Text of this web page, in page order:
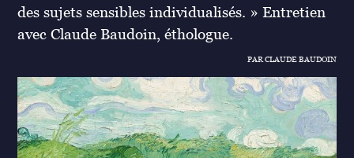
des sujets sensibles individualisés. » Entretien
avec Claude Baudoin, éthologue.
PAR CLAUDE BAUDOIN